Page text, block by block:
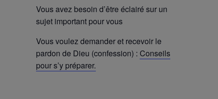
Vous avez besoin d’être éclairé sur un
sujet important pour vous
Vous voulez demander et recevoir le
pardon de Dieu (confession) : Conseils
pour s’y préparer.